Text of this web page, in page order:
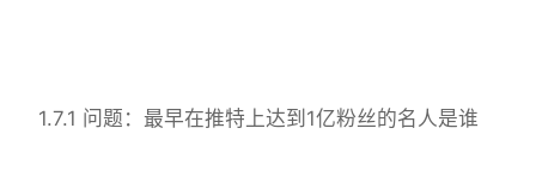
1.7.1 问题：最早在推特上达到1亿粉丝的名人是谁